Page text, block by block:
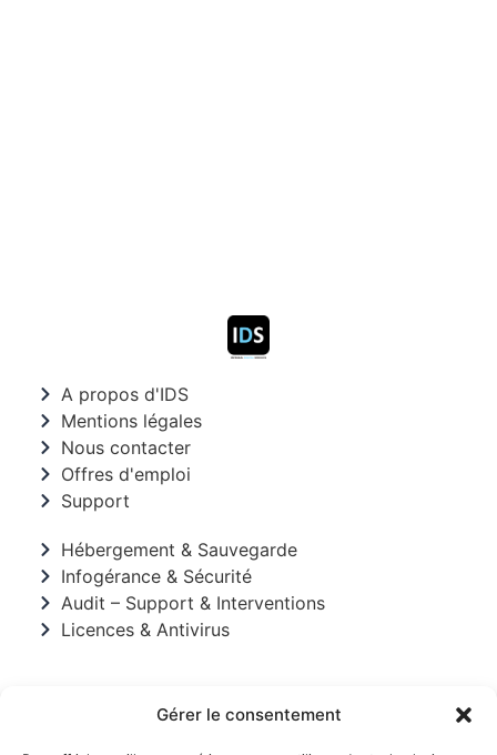
Gérer le consentement
A propos d'IDS
Mentions légales
Nous contacter
Offres d'emploi
Support
Hébergement & Sauvegarde
Infogérance & Sécurité
Audit – Support & Interventions
Licences & Antivirus